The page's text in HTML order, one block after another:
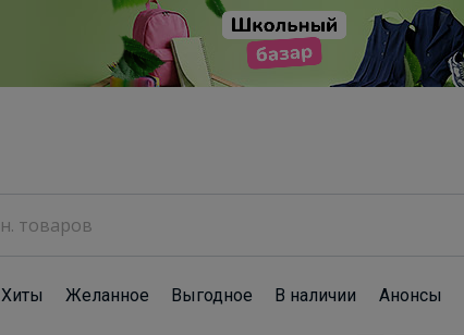
Хиты Желанное Выгодное В наличии Анонсы